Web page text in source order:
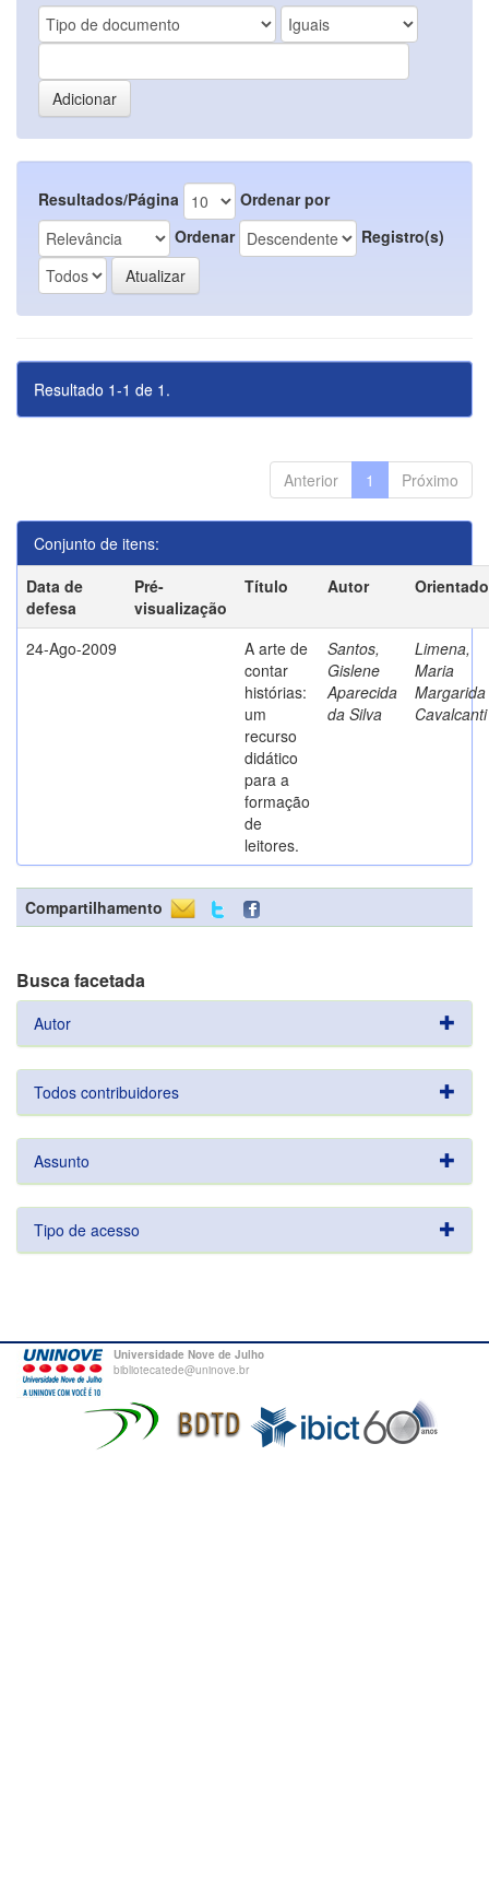
Resultados/Página
Ordenar por
Ordenar
Registro(s)
Resultado 1-1 de 1.
Anterior 1 Próximo
Conjunto de itens:
Data de
defesa
Pré-
visualização
Título Autor
24-Ago-2009
A arte de
contar
histórias:
um
recurso
didático
para a
formação
de
leitores.
Santos,
Gislene
Aparecida
da Silva
Limena,
Maria
Margarida
Cavalcanti
Compartilhamento
Busca facetada
Autor
Todos contribuidores
Assunto
Tipo de acesso
Universidade Nove de Julho
bibliotecatede@uninove.br